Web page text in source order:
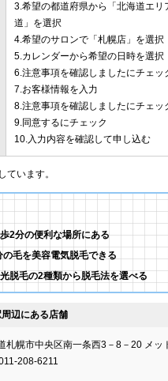
3.希望の都道府県から「北海道エ
道」を選択
4.希望のサロンで「札幌店」を選択
5.カレンダーから希望の日時を選択
6.注意事項を確認しましたにチェッ
7.お客様情報を入力
8.注意事項を確認しましたにチェッ
9.同意するにチェック
10.入力内容を確認して申し込む
います。
2分の便利な場所にある
毛を美容電気脱毛できる
脱毛の2種類から脱毛法を選べる
辺にある店舗
札幌市中央区南一条西3－8－20 メッ
208-6211